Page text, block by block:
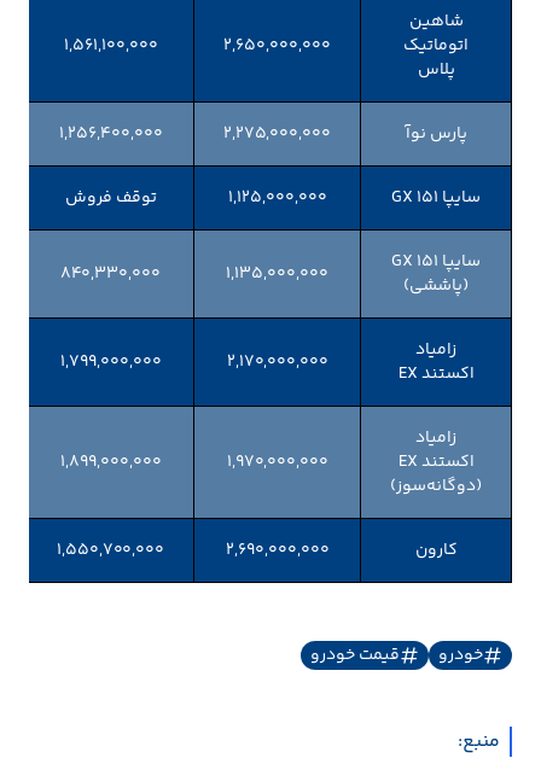
شاهین
اتوماتیک
پلاس
۲,۶۵۰,۰۰۰,۰۰۰ ۱,۵۶۱,۱۰۰,۰۰۰
پارس نوآ ۲,۲۷۵,۰۰۰,۰۰۰ ۱,۲۵۶,۴۰۰,۰۰۰
سایپا 151 GX ۱,۱۲۵,۰۰۰,۰۰۰ توقف فروش
سایپا 151 GX
(پاششی)
۱,۱۳۵,۰۰۰,۰۰۰ ۸۴۰,۳۳۰,۰۰۰
زامیاد
اکستند EX
۲,۱۷۰,۰۰۰,۰۰۰ ۱,۷۹۹,۰۰۰,۰۰۰
زامیاد
اکستند EX
(دوگانه‌سوز)
۱,۹۷۰,۰۰۰,۰۰۰ ۱,۸۹۹,۰۰۰,۰۰۰
کارون ۲,۶۹۰,۰۰۰,۰۰۰ ۱,۵۵۰,۷۰۰,۰۰۰
خودرو قیمت خودرو
منبع: